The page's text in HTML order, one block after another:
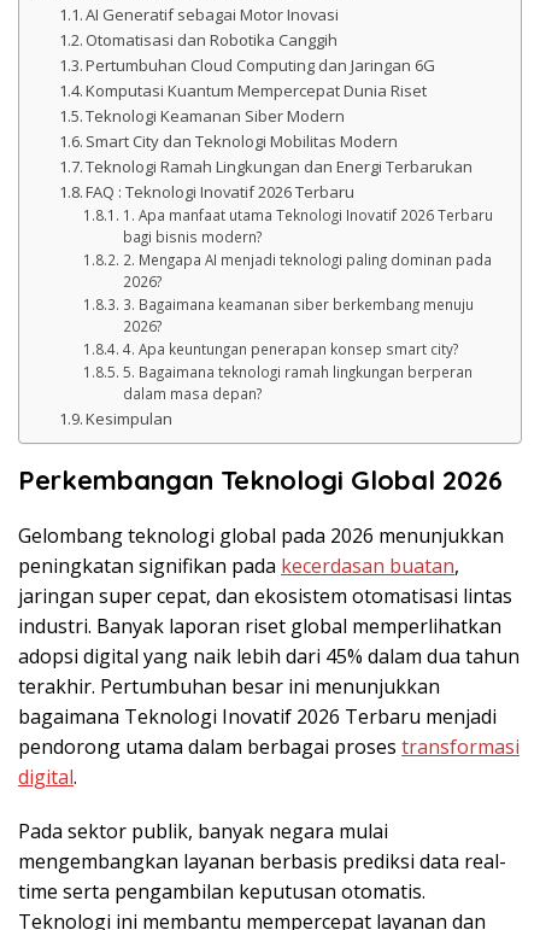
AI Generatif sebagai Motor Inovasi
Otomatisasi dan Robotika Canggih
Pertumbuhan Cloud Computing dan Jaringan 6G
Komputasi Kuantum Mempercepat Dunia Riset
Teknologi Keamanan Siber Modern
Smart City dan Teknologi Mobilitas Modern
Teknologi Ramah Lingkungan dan Energi Terbarukan
FAQ : Teknologi Inovatif 2026 Terbaru
1. Apa manfaat utama Teknologi Inovatif 2026 Terbaru
bagi bisnis modern?
2. Mengapa AI menjadi teknologi paling dominan pada
2026?
3. Bagaimana keamanan siber berkembang menuju
2026?
4. Apa keuntungan penerapan konsep smart city?
5. Bagaimana teknologi ramah lingkungan berperan
dalam masa depan?
Kesimpulan
Perkembangan Teknologi Global 2026
Gelombang teknologi global pada 2026 menunjukkan
peningkatan signifikan pada kecerdasan buatan,
jaringan super cepat, dan ekosistem otomatisasi lintas
industri. Banyak laporan riset global memperlihatkan
adopsi digital yang naik lebih dari 45% dalam dua tahun
terakhir. Pertumbuhan besar ini menunjukkan
bagaimana Teknologi Inovatif 2026 Terbaru menjadi
pendorong utama dalam berbagai proses transformasi
digital.
Pada sektor publik, banyak negara mulai
mengembangkan layanan berbasis prediksi data real-
time serta pengambilan keputusan otomatis.
Teknologi ini membantu mempercepat layanan dan